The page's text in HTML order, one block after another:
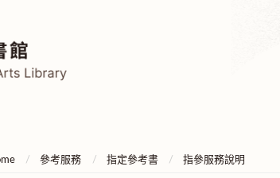
參考服務 指定參考書 指參服務說明